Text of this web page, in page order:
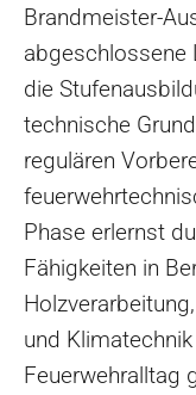
Brandmeister-
abgeschlossene
die
technische
regulären
Phase erlernst
Fähigkeiten in
und
Feuerwehralltag